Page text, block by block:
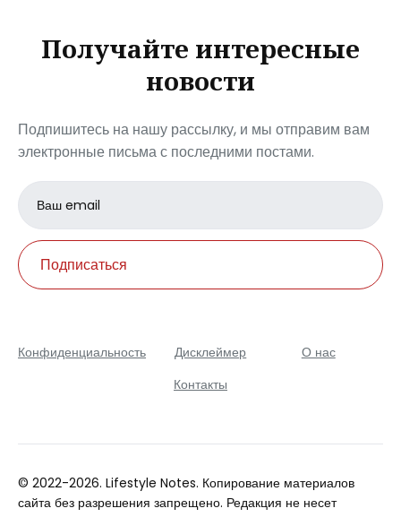
Получайте интересные
новости
Подпишитесь на нашу рассылку, и мы отправим вам
электронные письма с последними постами.
Email
address
Подписаться
Конфиденциальность Дисклеймер
О нас
Контакты
© 2022-2026. Lifestyle Notes. Копирование материалов
сайта без разрешения запрещено. Редакция не несет